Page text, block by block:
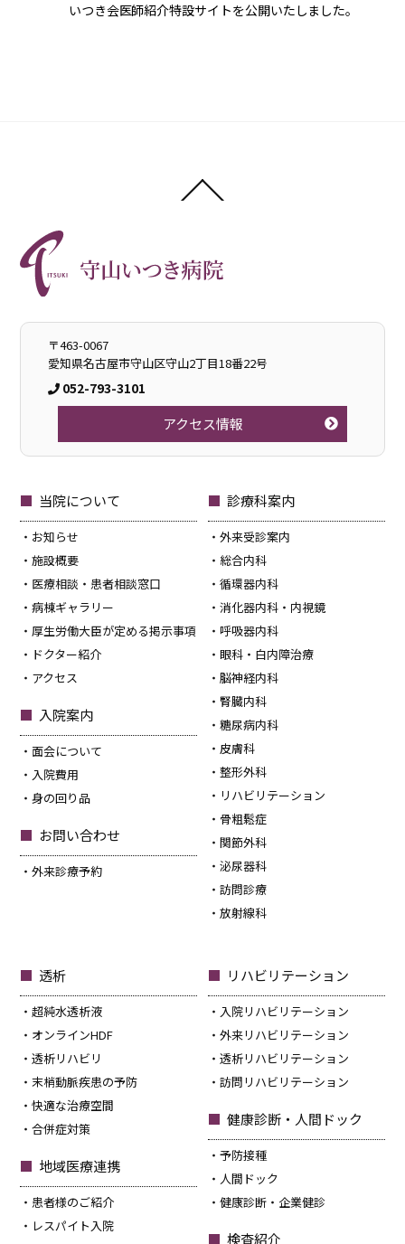
いつき会医師紹介特設サイトを公開いたしました。
Back
〒463-0067
愛知県名古屋市守山区守山2丁目18番22号
052-793-3101
アクセス情報
当院について
お知らせ
施設概要
医療相談・患者相談窓口
病棟ギャラリー
厚生労働大臣が定める掲示事項
ドクター紹介
アクセス
入院案内
面会について
入院費用
身の回り品
お問い合わせ
外来診療予約
診療科案内
外来受診案内
総合内科
循環器内科
消化器内科・内視鏡
呼吸器内科
眼科・白内障治療
脳神経内科
腎臓内科
糖尿病内科
皮膚科
整形外科
リハビリテーション
骨粗鬆症
関節外科
泌尿器科
訪問診療
放射線科
透析
超純水透析液
オンラインHDF
透析リハビリ
末梢動脈疾患の予防
快適な治療空間
合併症対策
地域医療連携
患者様のご紹介
レスパイト入院
リハビリテーション
入院リハビリテーション
外来リハビリテーション
透析リハビリテーション
訪問リハビリテーション
健康診断・人間ドック
予防接種
人間ドック
健康診断・企業健診
検査紹介